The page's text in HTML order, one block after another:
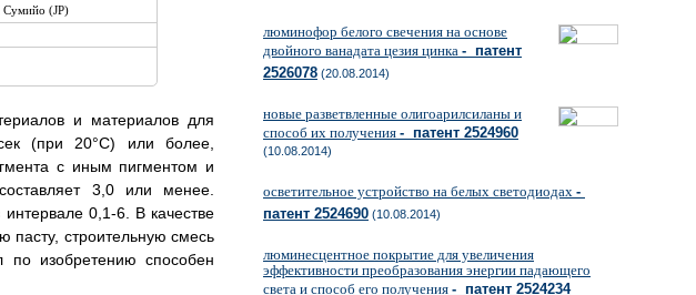
(JP)
и материалов для
(при 20°С) или более,
с иным пигментом и
3,0 или менее.
0,1-6. В качестве
пасту, строительную смесь
изобретению способен
люминофор белого свечения на основе
двойного ванадата цезия цинка - патент
2526078 (20.08.2014)
новые разветвленные олигоарилсиланы и
способ их получения - патент 2524960
(10.08.2014)
осветительное устройство на белых светодиодах -
патент 2524690 (10.08.2014)
люминесцентное покрытие для увеличения
эффективности преобразования энергии падающего
света и способ его получения - патент 2524234